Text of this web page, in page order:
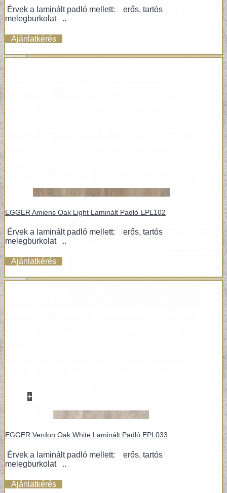
+
VINYL / LAMINÁLT PADLÓ
LAMINÁLT PADLÓ
Érvek a laminált padló mellett: erős, tartós
melegburkolat ..
Ajánlatkérés
EGGER Amiens Oak Light Laminált Padló EPL102
Érvek a laminált padló mellett: erős, tartós
melegburkolat ..
Ajánlatkérés
EGGER Verdon Oak White Laminált Padló EPL033
Érvek a laminált padló mellett: erős, tartós
melegburkolat ..
Ajánlatkérés